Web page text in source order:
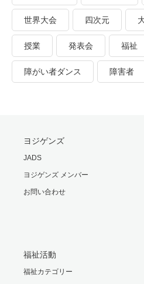
世界大会 四次元
授業 発表会 福祉
障がい者ダンス 障害者
ヨジゲンズ
JADS
ヨジゲンズ メンバー
お問い合わせ
福祉活動
福祉カテゴリー